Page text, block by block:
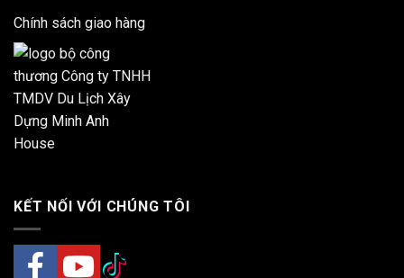
Chính sách giao hàng
KẾT NỐI VỚI CHÚNG TÔI